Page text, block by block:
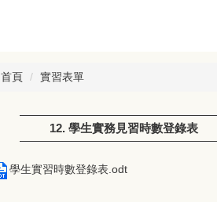
首頁 實習表單
12. 學生實務見習時數登錄表
學生實習時數登錄表.odt